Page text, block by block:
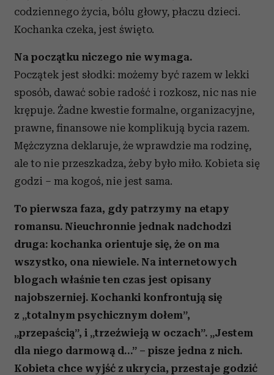
codziennego życia, bólu głowy, płaczu dzieci.
Kochanka czeka, jest święto.
Na początku niczego nie wymaga.
Początek jest słodki: możemy być razem w lekki
sposób, dawać sobie radość i rozkosz, nic nas nie
krępuje. Żadne kwestie formalne, organizacyjne,
prawne, finansowe nie komplikują bycia razem.
Mężczyzna deklaruje, że wprawdzie ma rodzinę,
ale to nie przeszkadza, żeby było miło. Kobieta się
godzi – ma kogoś, nie jest sama.
To pierwsza faza, gdy patrzymy na etapy
romansu. Nieuchronnie jednak nadchodzi
druga: kochanka orientuje się, że on ma
wszystko, ona niewiele. Na internetowych
blogach właśnie ten czas jest opisany
najobszerniej. Kochanki konfrontują się
z „totalnym psychicznym dołem”,
„przepaścią”, i „trzeźwieją w oczach”. „Jestem
dla niego darmową d…” – pisze jedna z nich.
Kobieta chce wyjść z ukrycia, przestaje godzić